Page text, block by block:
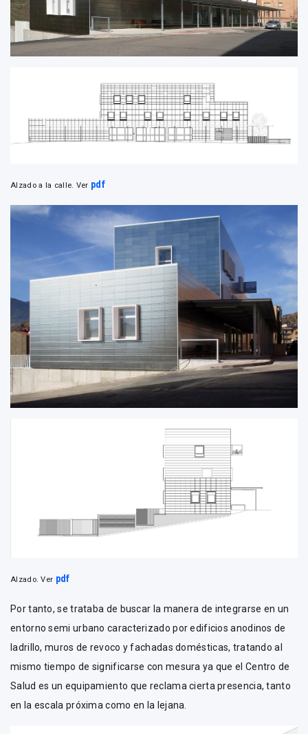
Alzado a la calle. Ver pdf
Alzado. Ver pdf
Por tanto, se trataba de buscar la manera de integrarse en un
entorno semi urbano caracterizado por edificios anodinos de
ladrillo, muros de revoco y fachadas domésticas, tratando al
mismo tiempo de significarse con mesura ya que el Centro de
Salud es un equipamiento que reclama cierta presencia, tanto
en la escala próxima como en la lejana.